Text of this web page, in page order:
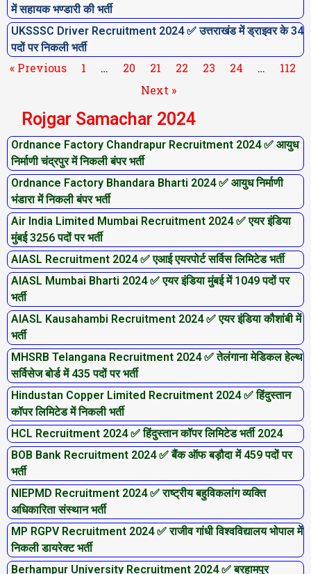
में सहायक भण्डारी की भर्ती
UKSSSC Driver Recruitment 2024 ✅ उत्तराखंड में ड्राइवर के 34
पदों पर निकली भर्ती
« Previous 1 … 20 21 22 23 24 …
112
Next »
Rojgar Samachar 2024
Ordnance Factory Chandrapur Recruitment 2024 ✅ आयुध
निर्माणी चंद्रपुर में निकली बंपर भर्ती
Ordnance Factory Bhandara Bharti 2024 ✅ आयुध निर्माणी
भंडारा में निकली बंपर भर्ती
Air India Limited Mumbai Recruitment 2024 ✅ एयर इंडिया
मुंबई 3256 पदों पर भर्ती
AIASL Recruitment 2024 ✅ एआई एयरपोर्ट सर्विस लिमिटेड भर्ती
AIASL Mumbai Bharti 2024 ✅ एयर इंडिया मुंबई में 1049 पदों पर
भर्ती
AIASL Kausahambi Recruitment 2024 ✅ एयर इंडिया कौशांबी में
भर्ती
MHSRB Telangana Recruitment 2024 ✅ तेलंगाना मेडिकल हेल्थ
सर्विसेज बोर्ड में 435 पदों पर भर्ती
Hindustan Copper Limited Recruitment 2024 ✅ हिंदुस्तान
कॉपर लिमिटेड में निकली भर्ती
HCL Recruitment 2024 ✅ हिंदुस्तान कॉपर लिमिटेड भर्ती 2024
BOB Bank Recruitment 2024 ✅ बैंक ऑफ बड़ौदा में 459 पदों पर
भर्ती
NIEPMD Recruitment 2024 ✅ राष्ट्रीय बहुविकलांग व्यक्ति
अधिकारिता संस्थान भर्ती
MP RGPV Recruitment 2024 ✅ राजीव गांधी विश्वविद्यालय भोपाल में
निकली डायरेक्‍ट भर्ती
Berhampur University Recruitment 2024 ✅ बरहामपुर
P
a
g
e
P
a
e
P
a
e
P
a
e
P
a
e
P
a
e
P
a
e